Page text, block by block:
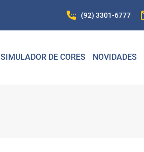
(92) 3301-6777
SIMULADOR DE CORES NOVIDADES